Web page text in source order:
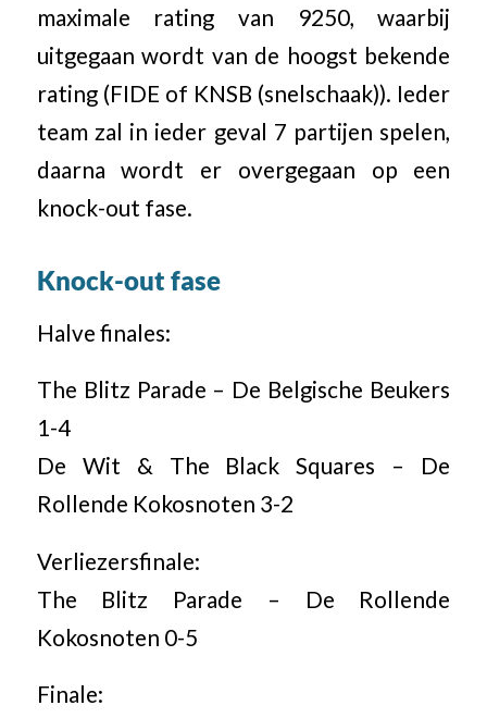
maximale rating van 9250, waarbij
uitgegaan wordt van de hoogst bekende
rating (FIDE of KNSB (snelschaak)). Ieder
team zal in ieder geval 7 partijen spelen,
daarna wordt er overgegaan op een
knock-out fase.
Knock-out fase
Halve finales:
The Blitz Parade – De Belgische Beukers
1-4
De Wit & The Black Squares – De
Rollende Kokosnoten 3-2
Verliezersfinale:
The Blitz Parade – De Rollende
Kokosnoten 0-5
Finale: